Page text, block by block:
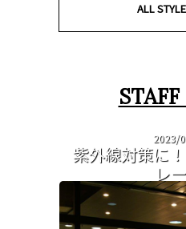
ALL
2023/
紫外線対策に
レー